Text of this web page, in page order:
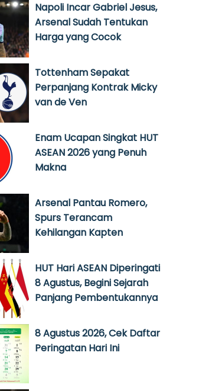
Napoli Incar Gabriel Jesus,
Arsenal Sudah Tentukan
Harga yang Cocok
Tottenham Sepakat
Perpanjang Kontrak Micky
van de Ven
Enam Ucapan Singkat HUT
ASEAN 2026 yang Penuh
Makna
Arsenal Pantau Romero,
Spurs Terancam
Kehilangan Kapten
HUT Hari ASEAN Diperingati
8 Agustus, Begini Sejarah
Panjang Pembentukannya
8 Agustus 2026, Cek Daftar
Peringatan Hari Ini